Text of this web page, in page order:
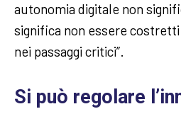
autonomia digitale non
significa non essere
nei passaggi critici”.
Si può regolare